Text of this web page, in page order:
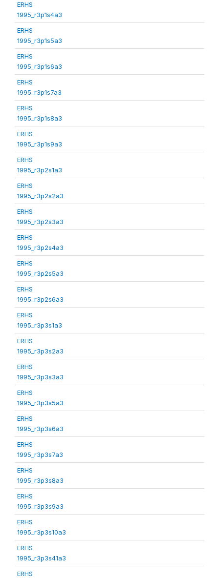
ERHS
1995_r3p1s4a3
ERHS
1995_r3p1s5a3
ERHS
1995_r3p1s6a3
ERHS
1995_r3p1s7a3
ERHS
1995_r3p1s8a3
ERHS
1995_r3p1s9a3
ERHS
1995_r3p2s1a3
ERHS
1995_r3p2s2a3
ERHS
1995_r3p2s3a3
ERHS
1995_r3p2s4a3
ERHS
1995_r3p2s5a3
ERHS
1995_r3p2s6a3
ERHS
1995_r3p3s1a3
ERHS
1995_r3p3s2a3
ERHS
1995_r3p3s3a3
ERHS
1995_r3p3s5a3
ERHS
1995_r3p3s6a3
ERHS
1995_r3p3s7a3
ERHS
1995_r3p3s8a3
ERHS
1995_r3p3s9a3
ERHS
1995_r3p3s10a3
ERHS
1995_r3p3s41a3
ERHS